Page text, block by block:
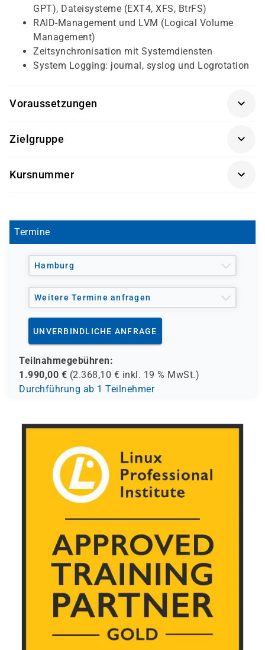
GPT), Dateisysteme (EXT4, XFS, BtrFS)
RAID-Management und LVM (Logical Volume
Management)
Zeitsynchronisation mit Systemdiensten
System Logging: journal, syslog und Logrotation
Voraussetzungen
Grundkenntnisse im Umgang mit Linux werden
vorausgesetzt
Linux Basics (LINBASIC)
Zielgruppe
Angehende Linux-Systemadministratoren
DevOps-Teams
produktiv einsetzen wollen
Kursnummer
Termine
Hamburg
Weitere Termine anfragen
UNVERBINDLICHE ANFRAGE
Teilnahmegebühren:
1.990,00 € (2.368,10 € inkl. 19 % MwSt.)
Durchführung ab 1 Teilnehmer